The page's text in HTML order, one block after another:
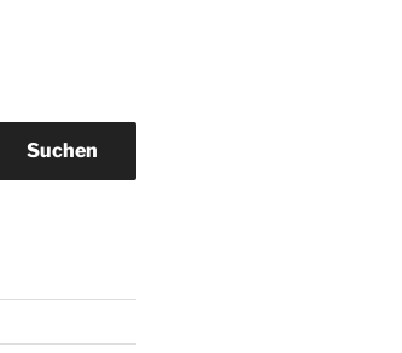
Suchen